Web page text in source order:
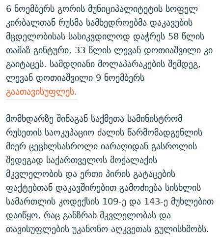
6 ნოემბერს გორის მუნიციპალიტეტის სოფელ
კირბალთან რუსმა სამხედროებმა დაკავების
მცდელობისას სასიკვდილოდ დაჭრეს 58 წლის
თამაზ გინტური, 33 წლის ლევან დოთიაშვილი კი
გაიტაცეს. სამდღიანი მოლაპარაკების შემდეგ,
ლევან დოთიაშვილი 9 ნოემბერს
გაათავისუფლეს.
მომხდარზე შინაგან საქმეთა სამინისტრომ
რუსეთის საოკუპაციო ძალის წარმომადგენლის
მიერ ცეცხლსასროლი იარაღიდან გასროლის
შედეგად საქართველოს მოქალაქის
მკვლელობის და ერთი პირის გატაცების
ფაქტებთან დაკავშირებით გამოძიება სისხლის
სამართლის კოდექსის 109-ე და 143-ე მუხლებით
დაიწყო, რაც განზრახ მკვლელობას და
თავისუფლების უკანონო აღკვეთას გულისხმობს.